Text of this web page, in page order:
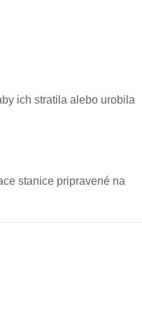
ich stratila alebo urobila
stanice pripravené na